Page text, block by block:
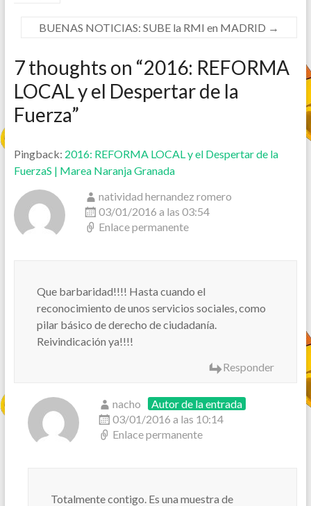
BUENAS NOTICIAS: SUBE la RMI en MADRID →
7 thoughts on “2016: REFORMA
LOCAL y el Despertar de la
Fuerza”
Pingback: 2016: REFORMA LOCAL y el Despertar de la
FuerzaS | Marea Naranja Granada
natividad hernandez romero
03/01/2016 a las 03:54
Enlace permanente
Que barbaridad!!!! Hasta cuando el
reconocimiento de unos servicios sociales, como
pilar básico de derecho de ciudadanía.
Reivindicación ya!!!!
Responder
nacho
Autor de la entrada
03/01/2016 a las 10:14
Enlace permanente
Totalmente contigo. Es una muestra de